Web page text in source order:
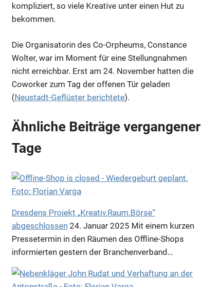
kompliziert, so viele Kreative unter einen Hut zu
bekommen.
Die Organisatorin des Co-Orpheums, Constance
Wolter, war im Moment für eine Stellungnahmen
nicht erreichbar. Erst am 24. November hatten die
Coworker zum Tag der offenen Tür geladen
(Neustadt-Geflüster berichtete).
Ähnliche Beiträge vergangener
Tage
Dresdens Projekt „Kreativ.Raum.Börse“
abgeschlossen 24. Januar 2025 Mit einem kurzen
Pressetermin in den Räumen des Offline-Shops
informierten gestern der Branchenverband…